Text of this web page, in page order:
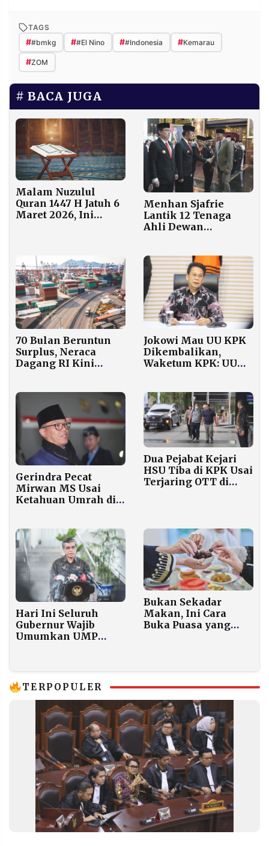
TAGS
##bmkg ##El Nino ##Indonesia #Kemarau
#ZOM
BACA JUGA
Malam Nuzulul
Quran 1447 H Jatuh 6
Maret 2026, Ini
Menhan Sjafrie
Lantik 12 Tenaga
Ahli Dewan
Letto dan Anak
Hotman Paris
70 Bulan Beruntun
Surplus, Neraca
Dagang RI Kini
Jokowi Mau UU KPK
Dikembalikan,
Waketum KPK: UU
Gerindra Pecat
Mirwan MS Usai
Ketahuan Umrah di
Dua Pejabat Kejari
HSU Tiba di KPK Usai
Terjaring OTT di
Hari Ini Seluruh
Gubernur Wajib
Umumkan UMP
Nasional
Bukan Sekadar
Makan, Ini Cara
Buka Puasa yang
TERPOPULER